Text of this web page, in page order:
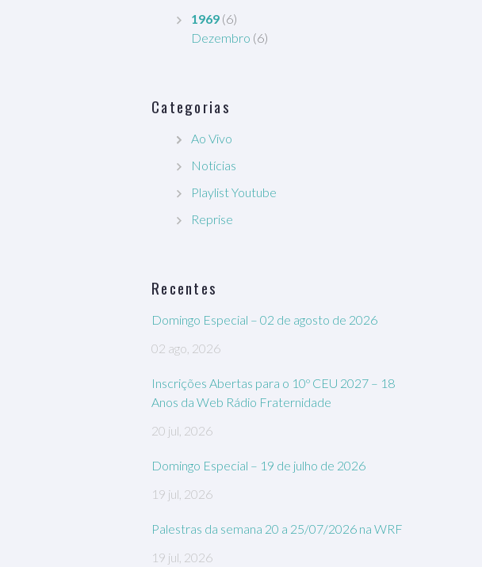
1969 (6)
Dezembro (6)
Categorias
Ao Vivo
Notícias
Playlist Youtube
Reprise
Recentes
Domingo Especial – 02 de agosto de 2026
02 ago, 2026
Inscrições Abertas para o 10º CEU 2027 – 18
Anos da Web Rádio Fraternidade
20 jul, 2026
Domingo Especial – 19 de julho de 2026
19 jul, 2026
Palestras da semana 20 a 25/07/2026 na WRF
19 jul, 2026